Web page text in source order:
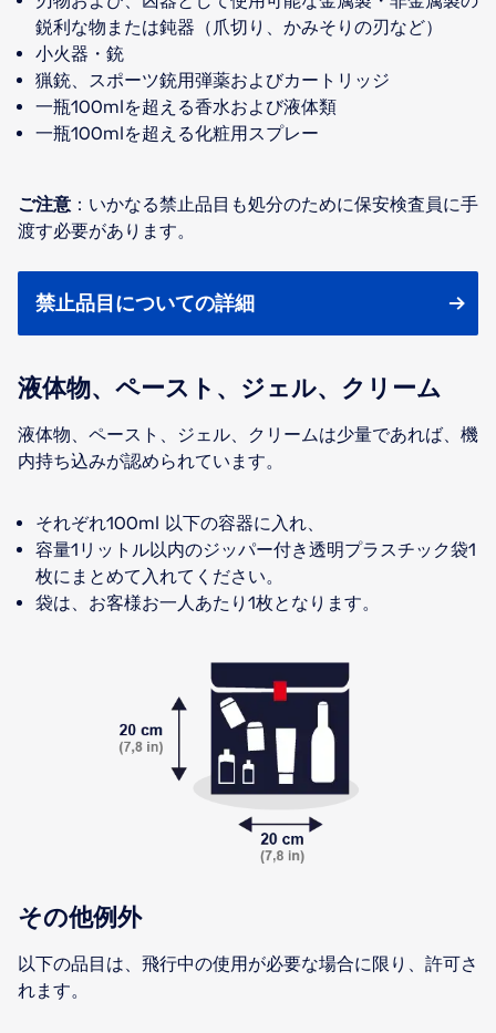
鋭利な物または鈍器（爪切り、かみそりの刃など）
小火器・銃
猟銃、スポーツ銃用弾薬およびカートリッジ
一瓶100mlを超える香水および液体類
一瓶100mlを超える化粧用スプレー
ご注意 ：いかなる禁止品目も処分のために保安検査員に手
渡す必要があります。
禁止品目についての詳細
液体物、ペースト、ジェル、クリーム
液体物、ペースト、ジェル、クリームは少量であれば、機
内持ち込みが認められています。
それぞれ100ml 以下の容器に入れ、
容量1リットル以内のジッパー付き透明プラスチック袋1
枚にまとめて入れてください。
袋は、お客様お一人あたり1枚となります。
その他例外
以下の品目は、飛行中の使用が必要な場合に限り、許可さ
れます。